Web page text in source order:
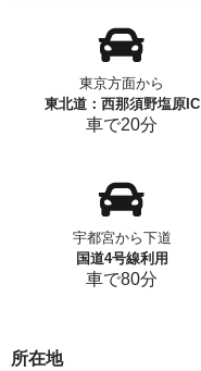
東京方面から
東北道：西那須野塩原IC
車で20分
宇都宮から下道
国道4号線利用
車で80分
所在地